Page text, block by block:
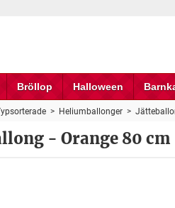
Bröllop Halloween
> Heliumballonger>
- Orange 80 cm